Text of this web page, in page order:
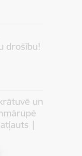
drošību!
un
|